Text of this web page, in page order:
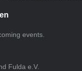
events.
Fulda e.V.